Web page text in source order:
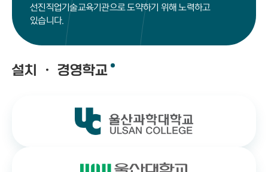
선진직업기술교육기관으로 도약하기 위해 노력하고
있습니다.
설치 ㆍ 경영학교